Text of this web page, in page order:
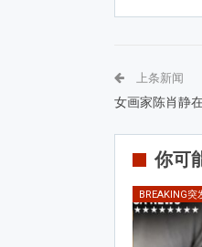
上条新闻
女画家陈肖静
你可
BREAKING突